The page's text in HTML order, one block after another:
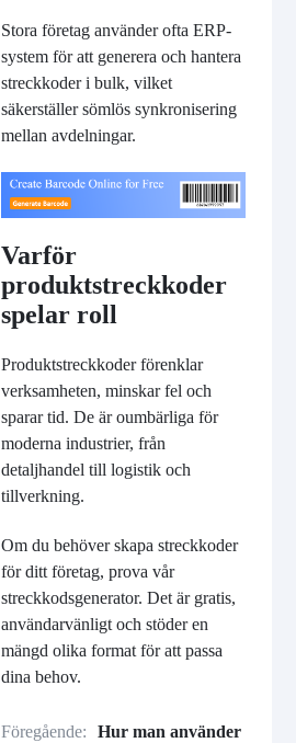
Stora företag använder ofta ERP-
system för att generera och hantera
streckkoder i bulk, vilket
säkerställer sömlös synkronisering
mellan avdelningar.
Varför
produktstreckkoder
spelar roll
Produktstreckkoder förenklar
verksamheten, minskar fel och
sparar tid. De är oumbärliga för
moderna industrier, från
detaljhandel till logistik och
tillverkning.
Om du behöver skapa streckkoder
för ditt företag, prova vår
streckkodsgenerator. Det är gratis,
användarvänligt och stöder en
mängd olika format för att passa
dina behov.
Föregående:
Hur man använder